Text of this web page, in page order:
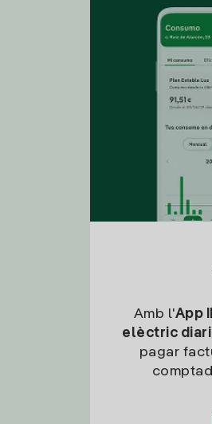
Amb l'App
elèctric diari
pagar